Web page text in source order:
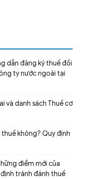
dẫn đăng ký thuế đối
ty nước ngoài tại
và danh sách Thuế cơ
không? Quy định
điểm mới của
tránh đánh thuế